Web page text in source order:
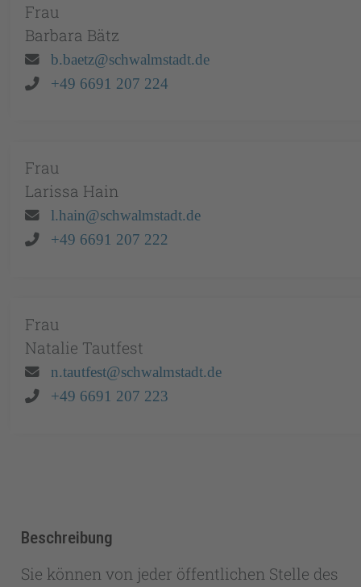
Frau
Barbara Bätz
Email:
b.baetz@schwalmstadt.de
Telefon:
+49 6691 207 224
Frau
Larissa Hain
Email:
l.hain@schwalmstadt.de
Telefon:
+49 6691 207 222
Frau
Natalie Tautfest
Email:
n.tautfest@schwalmstadt.de
Telefon:
+49 6691 207 223
Beschreibung
Sie können von jeder öffentlichen Stelle des